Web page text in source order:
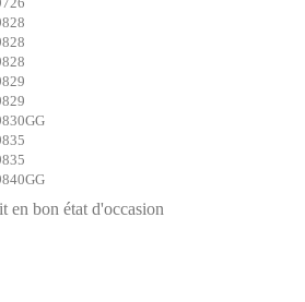
en bon état d'occasion